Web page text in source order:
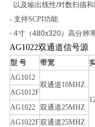
以及输出线性/对数扫描
- 支持SCPI功能
- 4寸（480x320）高分辨
AG1022双通道信号源
型 号 带宽
AG1012
双通道10MHZ
AG1012F
AG1022 双通道25MHZ
AG1022F双通道25MHZ